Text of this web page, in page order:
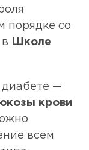
порядке со
Школе
диабете —
крови
всем